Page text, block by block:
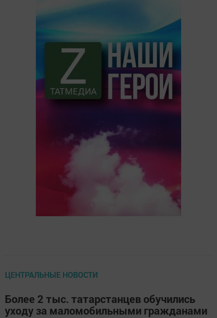
ЦЕНТРАЛЬНЫЕ НОВОСТИ
Более 2 тыс. татарстанцев обучились
уходу за маломобильными гражданами